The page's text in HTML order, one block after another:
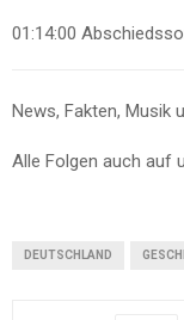
01:14:00
News, Fakten, Musik
Alle Folgen auch auf
DEUTSCHLAND